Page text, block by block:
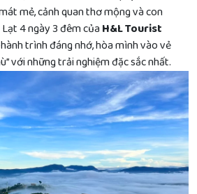
mẻ, cảnh quan thơ mộng và con
4 ngày 3 đêm của H&L Tourist
trình đáng nhớ, hòa mình vào vẻ
với những trải nghiệm đặc sắc nhất.